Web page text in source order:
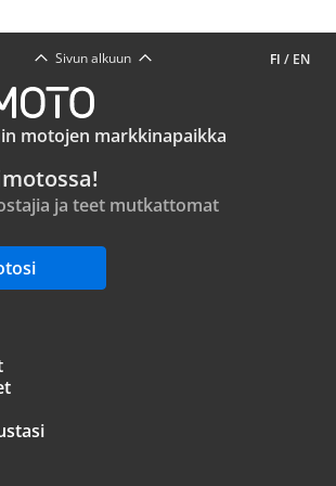
FI / EN
Sivun alkuun
motojen markkinapaikka
ja teet mutkattomat